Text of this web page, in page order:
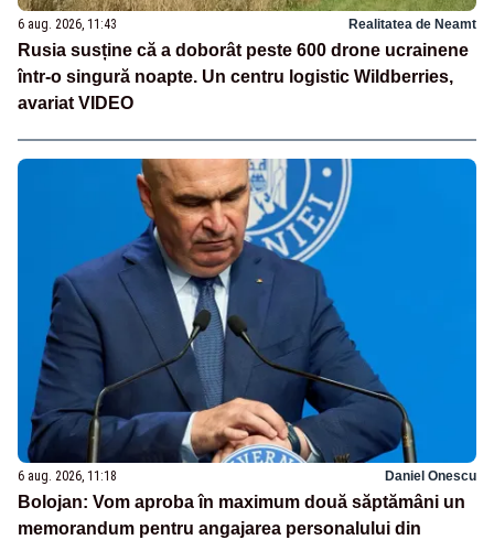
6 aug. 2026, 11:43 Realitatea de Neamt
Rusia susține că a doborât peste 600 drone ucrainene
într-o singură noapte. Un centru logistic Wildberries,
avariat VIDEO
6 aug. 2026, 11:18 Daniel Onescu
Bolojan: Vom aproba în maximum două săptămâni un
memorandum pentru angajarea personalului din